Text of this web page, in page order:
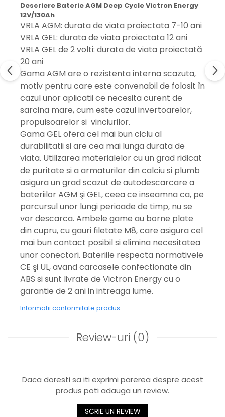
Descriere Baterie AGM Deep Cycle Victron Energy
12V/130Ah
VRLA AGM: durata de viata proiectata 7-10 ani
VRLA GEL: durata de viata proiectata 12 ani
VRLA GEL de 2 volti: durata de viata proiectată
20 ani
Gama AGM are o rezistenta interna scazuta,
motiv pentru care este convenabil de folosit în
cazul unor aplicatii ce necesita curent de
sarcina mare, cum este cazul invertoarelor,
propulsoarelor si vinciurilor.
Gama GEL ofera cel mai bun ciclu al
durabilitatii si are cea mai lunga durata de
viata. Utilizarea materialelor cu un grad ridicat
de puritate si a armaturilor din calciu si plumb
asigura un grad scazut de autodescarcare a
bateriilor AGM şi GEL, ceea ce inseamna ca, pe
parcursul unor lungi perioade de timp, nu se
vor descarca. Ambele game au borne plate
din cupru, cu gauri filetate M8, care asigura cel
mai bun contact posibil si elimina necesitatea
unor conectori. Bateriile respecta normativele
CE şi UL, avand carcasele confectionate din
ABS si sunt livrate de Victron Energy cu o
garantie de 2 ani in intreaga lume.
Informatii conformitate produs
Review-uri (0)
Daca doresti sa iti exprimi parerea despre acest
produs poti adauga un review.
SCRIE UN REVIEW